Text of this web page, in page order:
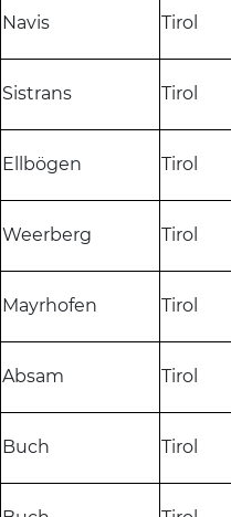
Navis Tirol
Sistrans Tirol
Ellbögen Tirol
Weerberg Tirol
Mayrhofen Tirol
Absam Tirol
Buch Tirol